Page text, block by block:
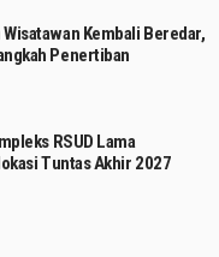
Kembali Beredar,
Penertiban
RSUD Lama
Tuntas Akhir 2027